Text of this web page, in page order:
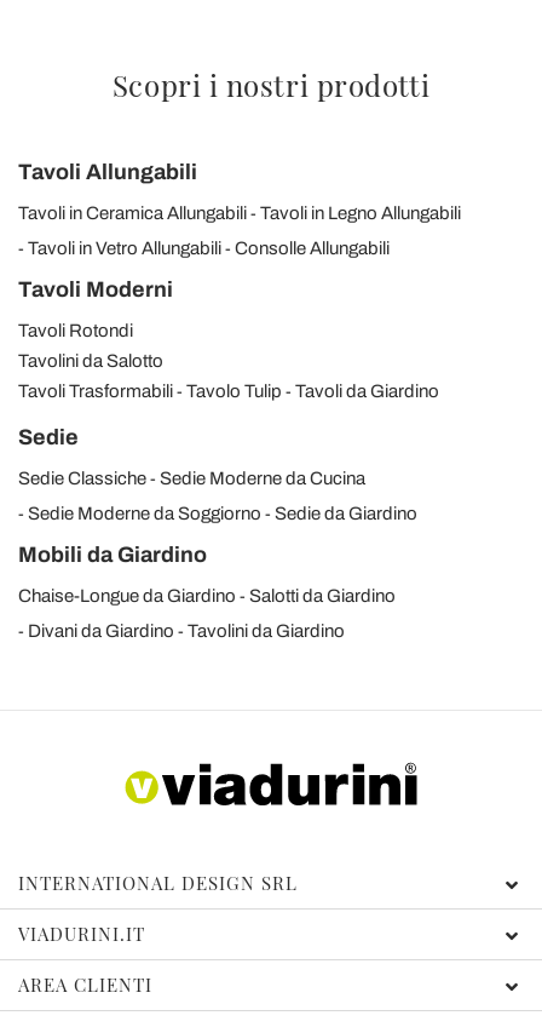
Scopri i nostri prodotti
Tavoli Allungabili
Tavoli in Ceramica Allungabili
Tavoli in Legno Allungabili
Tavoli in Vetro Allungabili
Consolle Allungabili
Tavoli Moderni
Tavoli Rotondi
Tavolini da Salotto
Tavoli Trasformabili
Tavolo Tulip Tavoli da Giardino
Sedie
Sedie Classiche
Sedie Moderne da Cucina
Sedie Moderne da Soggiorno
Sedie da Giardino
Mobili da Giardino
Chaise-Longue da Giardino
Salotti da Giardino
Divani da Giardino
Tavolini da Giardino
INTERNATIONAL DESIGN SRL
VIADURINI.IT
AREA CLIENTI